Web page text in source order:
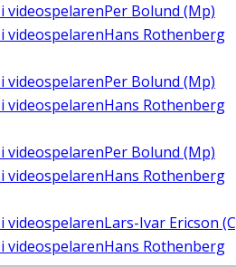
i videospelarenPer Bolund (Mp)
i videospelarenHans Rothenberg
i videospelarenPer Bolund (Mp)
i videospelarenHans Rothenberg
i videospelarenPer Bolund (Mp)
i videospelarenHans Rothenberg
i videospelarenLars-Ivar Ericson
i videospelarenHans Rothenberg